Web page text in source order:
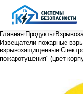
Главная Продукты
Извещатели пожарные
взрывозащищенные
пожаротушения" (цвет